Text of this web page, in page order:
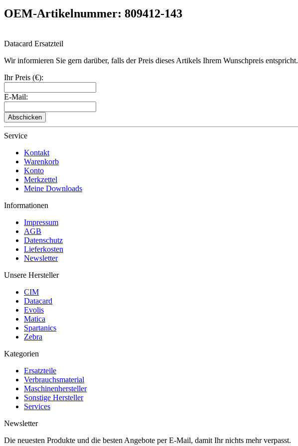
OEM-Artikelnummer: 809412-143
Datacard Ersatzteil
Wir informieren Sie gern darüber, falls der Preis dieses Artikels Ihrem Wunschpreis entspricht.
Ihr Preis (€):
E-Mail:
Abschicken
Service
Kontakt
Warenkorb
Konto
Merkzettel
Meine Downloads
Informationen
Impressum
AGB
Datenschutz
Lieferkosten
Newsletter
Unsere Hersteller
CIM
Datacard
Evolis
Matica
Spartanics
Zebra
Kategorien
Ersatzteile
Verbrauchsmaterial
Maschinenhersteller
Sonstige Hersteller
Services
Newsletter
Die neuesten Produkte und die besten Angebote per E-Mail, damit Ihr nichts mehr verpasst.